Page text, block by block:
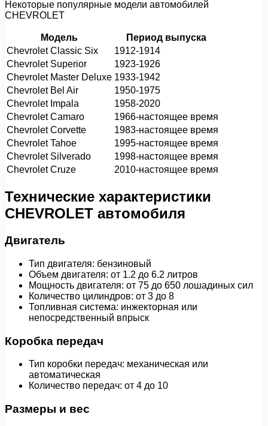
Некоторые популярные модели автомобилей
CHEVROLET
Модель
Период выпуска
Chevrolet Classic Six
1912-1914
Chevrolet Superior
1923-1926
Chevrolet Master Deluxe 1933-1942
Chevrolet Bel Air
1950-1975
Chevrolet Impala
1958-2020
Chevrolet Camaro
1966-настоящее время
Chevrolet Corvette
1983-настоящее время
Chevrolet Tahoe
1995-настоящее время
Chevrolet Silverado
1998-настоящее время
Chevrolet Cruze
2010-настоящее время
Технические характеристики
CHEVROLET автомобиля
Двигатель
Тип двигателя: бензиновый
Объем двигателя: от 1.2 до 6.2 литров
Мощность двигателя: от 75 до 650 лошадиных сил
Количество цилиндров: от 3 до 8
Топливная система: инжекторная или
непосредственный впрыск
Коробка передач
Тип коробки передач: механическая или
автоматическая
Количество передач: от 4 до 10
Размеры и вес